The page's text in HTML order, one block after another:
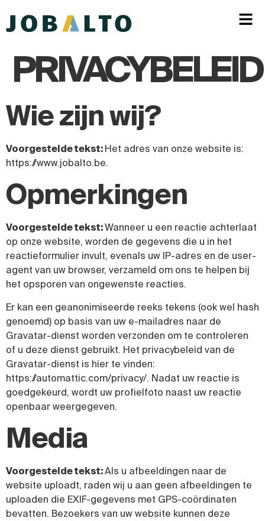
PRIVACYBELEID
Wie zijn wij?
Voorgestelde tekst: Het adres van onze website is:
https://www.jobalto.be.
Opmerkingen
Voorgestelde tekst:Wanneer u een reactie achterlaat
op onze website, worden de gegevens die u in het
reactieformulier invult, evenals uw IP-adres en de user-
agent van uw browser, verzameld om ons te helpen bij
het opsporen van ongewenste reacties.
Er kan een geanonimiseerde reeks tekens (ook wel hash
genoemd) op basis van uw e-mailadres naar de
Gravatar-dienst worden verzonden om te controleren
of u deze dienst gebruikt. Het privacybeleid van de
Gravatar-dienst is hier te vinden:
https://automattic.com/privacy/. Nadat uw reactie is
goedgekeurd, wordt uw profielfoto naast uw reactie
openbaar weergegeven.
Media
Voorgestelde tekst:Als u afbeeldingen naar de
website uploadt, raden wij u aan geen afbeeldingen te
uploaden die EXIF-gegevens met GPS-coördinaten
bevatten. Bezoekers van uw website kunnen deze